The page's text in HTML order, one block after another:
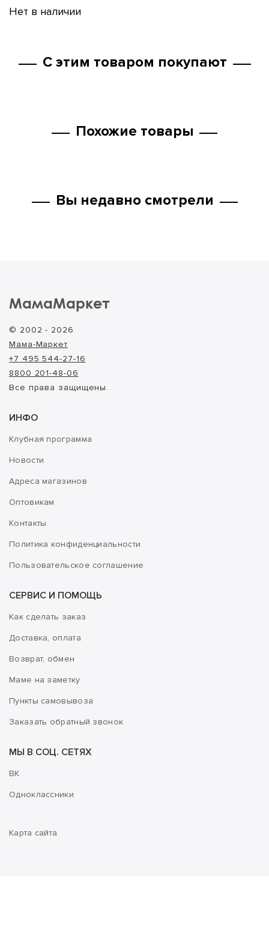
Нет в наличии
С этим товаром покупают
Похожие товары
Вы недавно смотрели
МамаМаркет
© 2002 - 2026
Мама-Маркет
+7 495 544-27-16
8800 201-48-06
Все права защищены.
ИНФО
Клубная программа
Новости
Адреса магазинов
Оптовикам
Контакты
Политика конфиденциальности
Пользовательское соглашение
СЕРВИС И ПОМОЩЬ
Как сделать заказ
Доставка, оплата
Возврат, обмен
Маме на заметку
Пункты самовывоза
Заказать обратный звонок
МЫ В СОЦ. СЕТЯХ
ВК
Одноклассники
Карта сайта